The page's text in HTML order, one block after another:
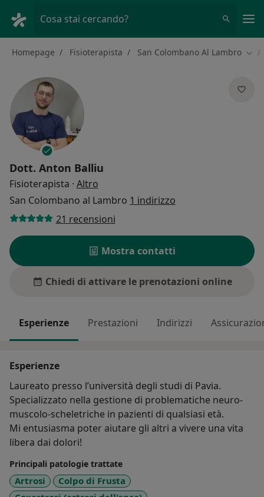
Cosa stai cercando?
Homepage Fisioterapista San Colombano Al Lambro
Dott. Anton Balliu
Fisioterapista · Altro
San Colombano al Lambro 1 indirizzo
21 recensioni
Mostra contatti
Chiedi di attivare le prenotazioni online
Esperienze Prestazioni Indirizzi
Esperienze
Laureato presso l’università degli studi di Pavia.
Specializzato nella gestione di problematiche neuro-
muscolo-scheletriche in pazienti di qualsiasi età.
Mi entusiasma poter aiutare gli altri a vivere una vita
libera dai dolori!
Principali patologie trattate
Artrosi
Colpo di Frusta